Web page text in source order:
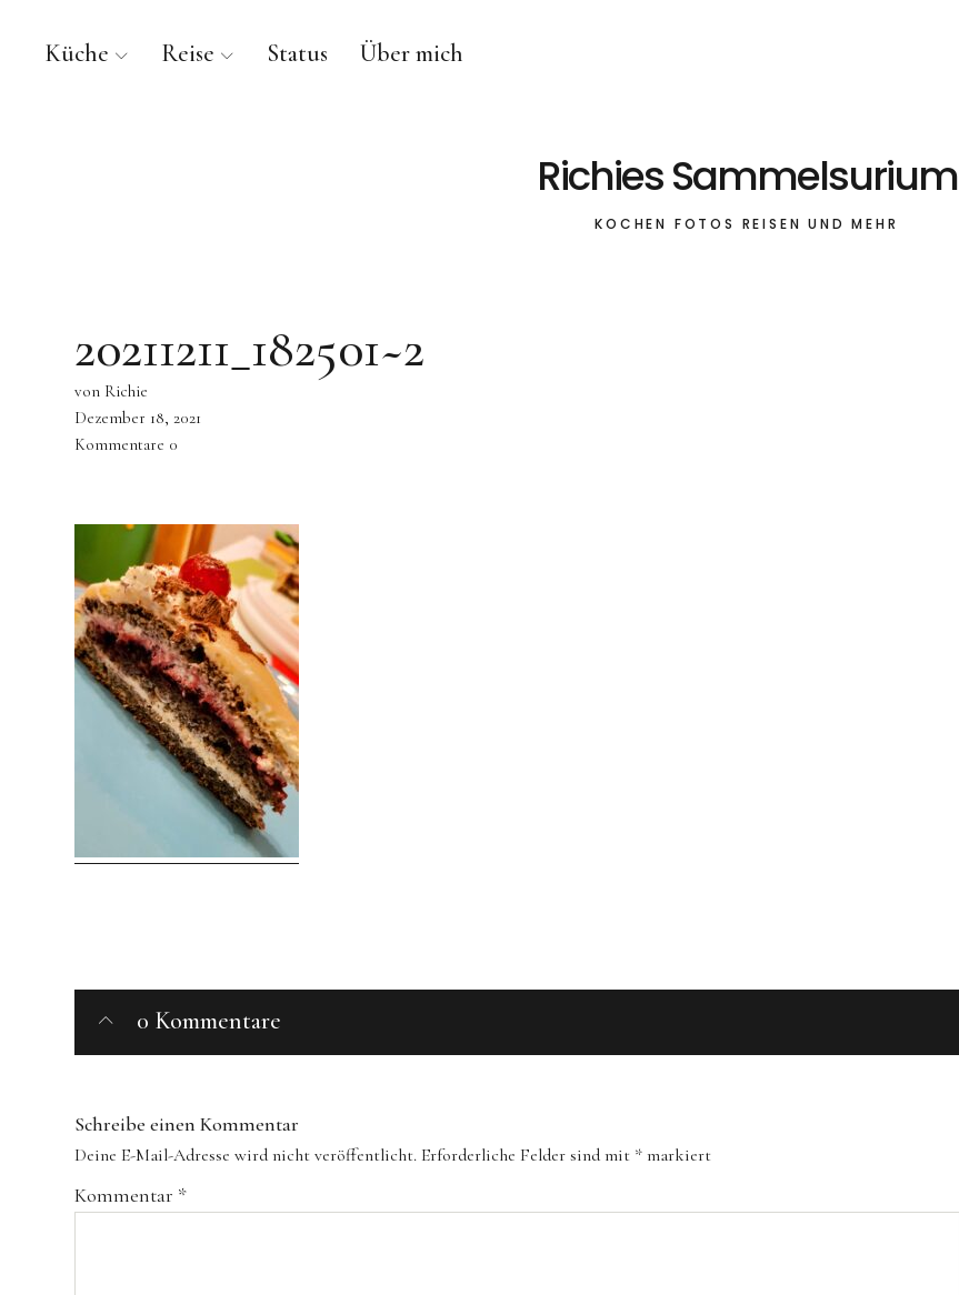
Küche Reise Status Über mich
Richies Sammelsurium
KOCHEN FOTOS REISEN UND MEHR
20211211_182501~2
von Richie
Dezember 18, 2021
Kommentare 0
0 Kommentare
Schreibe einen Kommentar
Deine E-Mail-Adresse wird nicht veröffentlicht. Erforderliche Felder sind mit * markiert
Kommentar *